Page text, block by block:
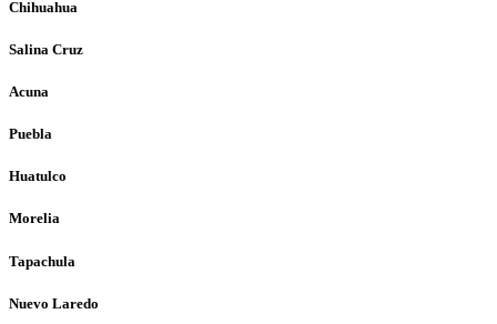
Chihuahua
Salina Cruz
Acuna
Puebla
Huatulco
Morelia
Tapachula
Nuevo Laredo